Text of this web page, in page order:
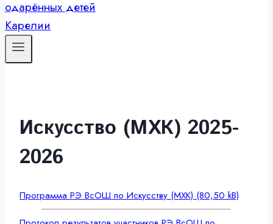
Искусство (МХК) 2025-
2026
Программа РЭ ВсОШ по Искусству (МХК)